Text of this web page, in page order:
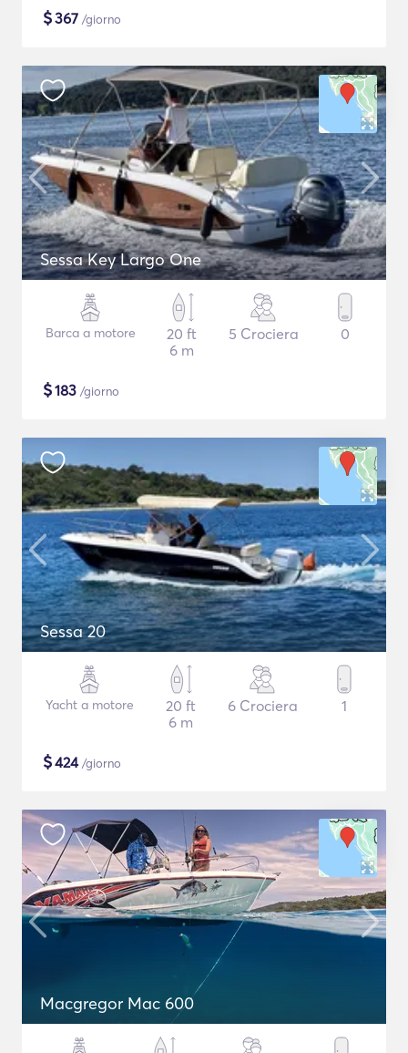
$367 /giorno
Sessa Key Largo One
Barca a motore
20 ft
6 m
5 Crociera 0
$183 /giorno
Sessa 20
Yacht a motore
20 ft
6 m
6 Crociera 1
$424/giorno
Macgregor Mac 600